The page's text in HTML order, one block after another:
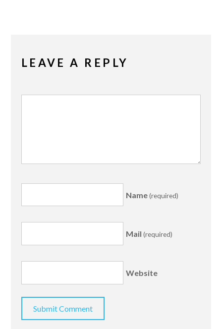
LEAVE A REPLY
Name(required)
Mail (required)
Website